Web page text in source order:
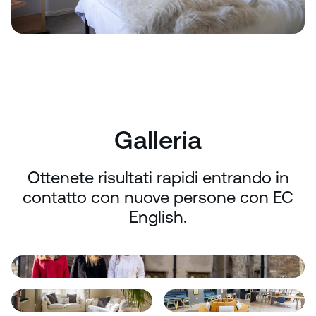
Galleria
Ottenete risultati rapidi entrando in
contatto con nuove persone con EC
English.